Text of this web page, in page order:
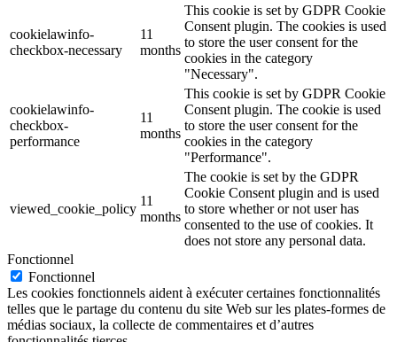
cookielawinfo-
checkbox-necessary
11
months
This cookie is set by GDPR Cookie
Consent plugin. The cookies is used
to store the user consent for the
cookies in the category
"Necessary".
cookielawinfo-
checkbox-
performance
11
months
This cookie is set by GDPR Cookie
Consent plugin. The cookie is used
to store the user consent for the
cookies in the category
"Performance".
viewed_cookie_policy
11
months
The cookie is set by the GDPR
Cookie Consent plugin and is used
to store whether or not user has
consented to the use of cookies. It
does not store any personal data.
Fonctionnel
Fonctionnel
Les cookies fonctionnels aident à exécuter certaines fonctionnalités
telles que le partage du contenu du site Web sur les plates-formes de
médias sociaux, la collecte de commentaires et d’autres